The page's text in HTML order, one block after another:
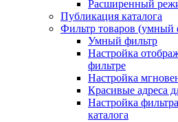
Расширенный
Публикация каталога
Фильтр товаров (умный
Умный фильтр
Настройка
фильтре
Настройка
Красивые адреса
Настройка
каталога